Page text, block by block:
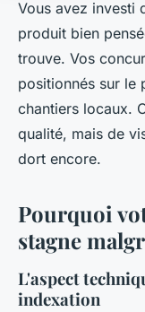
Vous avez investi
produit bien
trouve. Vos
positionnés sur le
chantiers locaux.
qualité, mais de
dort encore.
Pourquoi
stagne
L'aspect
indexation